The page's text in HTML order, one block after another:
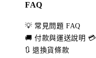
FAQ
💡 常見問題 FAQ
🚚 付款與運送說明 💳
🔃 退換貨條款